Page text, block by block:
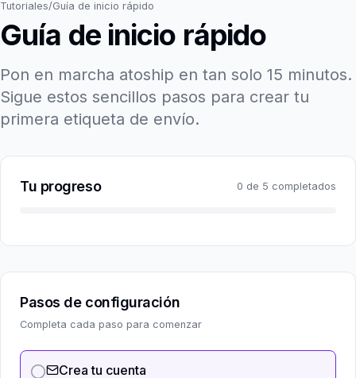
Tutoriales/Guía de inicio rápido
Guía de inicio rápido
Pon en marcha atoship en tan solo 15 minutos.
Sigue estos sencillos pasos para crear tu
primera etiqueta de envío.
Tu progreso 0 de 5 completados
Pasos de configuración
Completa cada paso para comenzar
Crea tu cuenta